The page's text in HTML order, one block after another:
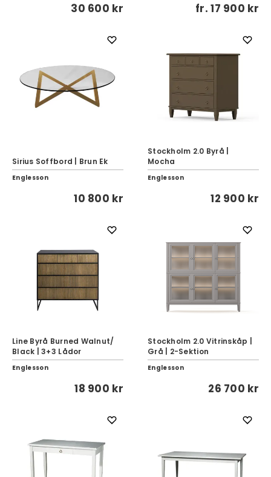
30 600 kr fr.17 900 kr
Sirius Soffbord | Brun Ek
Englesson
10 800 kr
Stockholm 2.0 Byrå |
Mocha
Englesson
12 900 kr
Line Byrå Burned Walnut/
Black | 3+3 Lådor
Englesson
18 900 kr
Stockholm 2.0 Vitrinskåp |
Grå | 2-Sektion
Englesson
26 700 kr